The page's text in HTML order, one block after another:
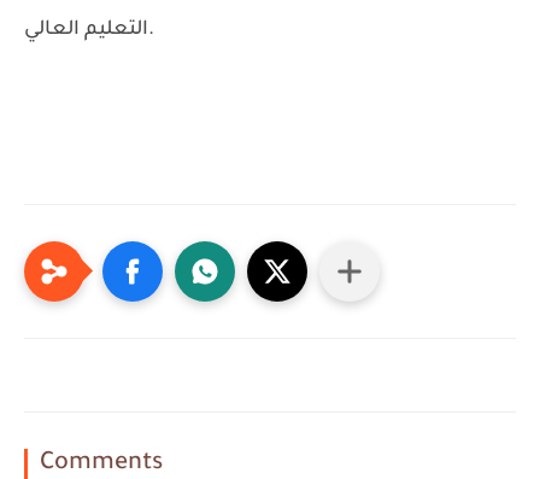
التعليم العالي.
Comments